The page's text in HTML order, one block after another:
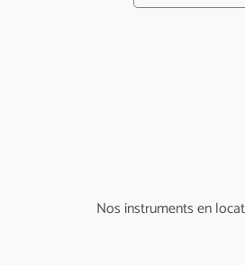
Nos instruments en